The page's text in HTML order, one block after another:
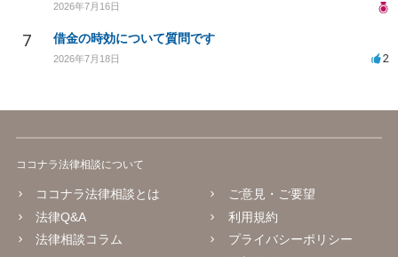
2026年7月16日
7 借金の時効について質問です
2026年7月18日 2
ココナラ法律相談について
ココナラ法律相談とは
法律Q&A
法律相談コラム
ご意見・ご要望
利用規約
プライバシーポリシー